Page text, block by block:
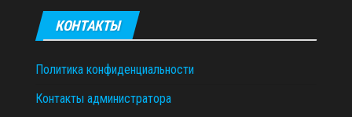
КОНТАКТЫ
Политика конфиденциальности
Контакты администратора